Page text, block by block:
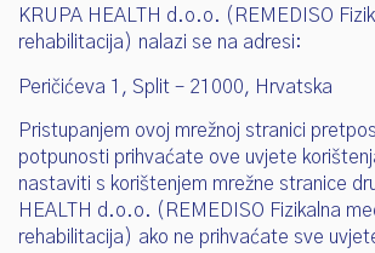
KRUPA HEALTH d.o.o. (REMEDISO
rehabilitacija) nalazi se na adresi:
Peričićeva 1, Split – 21000, Hrvatska
Pristupanjem ovoj mrežnoj stranici
potpunosti prihvaćate ove uvjete
nastaviti s korištenjem mrežne stranice
HEALTH d.o.o. (REMEDISO Fizikalna
rehabilitacija) ako ne prihvaćate sve